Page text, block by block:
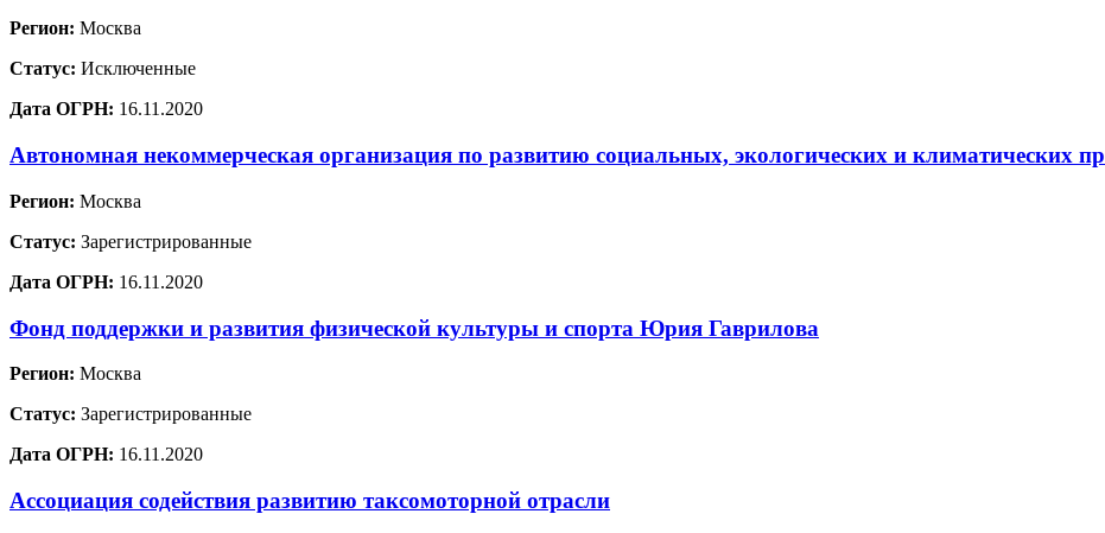
Регион: Москва
Статус: Исключенные
Дата ОГРН: 16.11.2020
Автономная некоммерческая организация по развитию социальных, экологических и климатических
Регион: Москва
Статус: Зарегистрированные
Дата ОГРН: 16.11.2020
Фонд поддержки и развития физической культуры и спорта Юрия Гаврилова
Регион: Москва
Статус: Зарегистрированные
Дата ОГРН: 16.11.2020
Ассоциация содействия развитию таксомоторной отрасли